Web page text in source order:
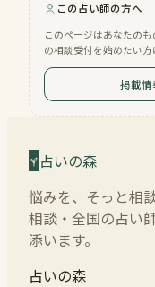
この占い師の方へ
このページはあなたの
の相談受付を始めたい方
掲載
占いの森
悩みを、そっと相
相談・全国の占い
添います。
占いの森